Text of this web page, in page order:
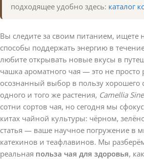
подходящее удобно здесь: каталог
Вы следите за своим питанием, ищете
способы поддержать энергию в
любите открывать новые вкусы в
чашка ароматного чая — это не просто
осознанный выбор в пользу хорошего
одного и того же растения, Camellia
сотни сортов чая, но сегодня мы
китах чайной культуры: чёрном,
статья — ваше научное погружение в
катехинов и теафлавинов. Мы
реальная польза чая для здоровья,